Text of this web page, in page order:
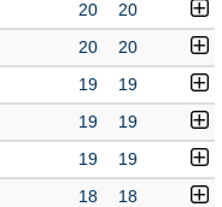
20 20
20 20
19 19
19 19
19 19
18 18